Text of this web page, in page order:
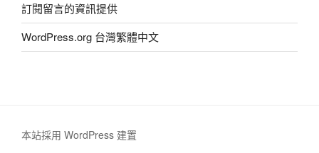
訂閱留言的資訊提供
WordPress.org 台灣繁體中文
本站採用 WordPress 建置